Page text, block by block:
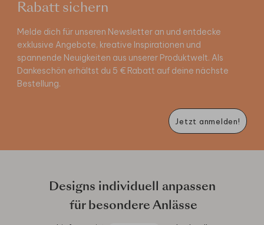
Rabatt sichern
Melde dich für unseren Newsletter an und entdecke
exklusive Angebote, kreative Inspirationen und
spannende Neuigkeiten aus unserer Produktwelt. Als
Dankeschön erhältst du 5 € Rabatt auf deine nächste
Bestellung.
Jetzt anmelden!
Designs individuell anpassen
für besondere Anlässe